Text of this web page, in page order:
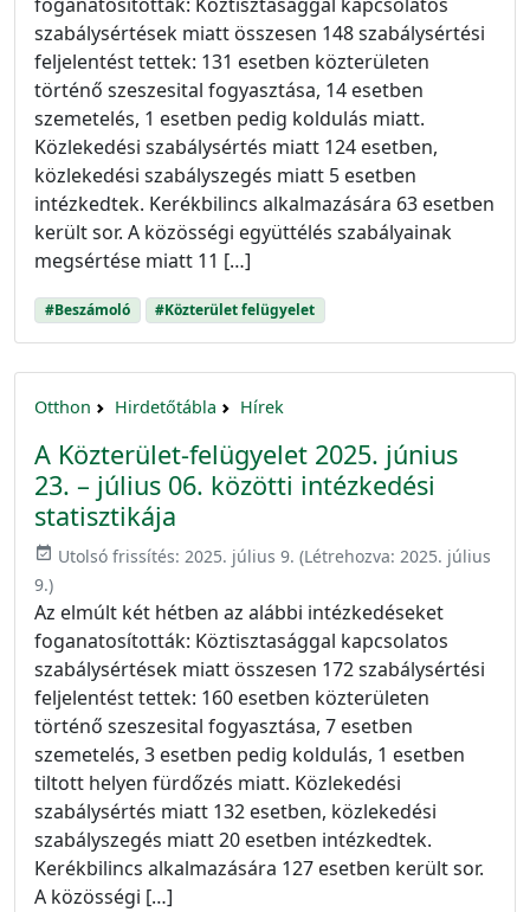
szabálysértések miatt összesen 148 szabálysértési
feljelentést tettek: 131 esetben közterületen
történő szeszesital fogyasztása, 14 esetben
szemetelés, 1 esetben pedig koldulás miatt.
Közlekedési szabálysértés miatt 124 esetben,
közlekedési szabályszegés miatt 5 esetben
intézkedtek. Kerékbilincs alkalmazására 63 esetben
került sor. A közösségi együttélés szabályainak
megsértése miatt 11 […]
#Beszámoló #Közterület felügyelet
Otthon Hirdetőtábla Hírek
A Közterület-felügyelet 2025. június
23. – július 06. közötti intézkedési
statisztikája
event_available Utolsó frissítés: 2025. július 9. (Létrehozva: 2025. július
9.)
Az elmúlt két hétben az alábbi intézkedéseket
foganatosították: Köztisztasággal kapcsolatos
szabálysértések miatt összesen 172 szabálysértési
feljelentést tettek: 160 esetben közterületen
történő szeszesital fogyasztása, 7 esetben
szemetelés, 3 esetben pedig koldulás, 1 esetben
tiltott helyen fürdőzés miatt. Közlekedési
szabálysértés miatt 132 esetben, közlekedési
szabályszegés miatt 20 esetben intézkedtek.
Kerékbilincs alkalmazására 127 esetben került sor.
A közösségi […]